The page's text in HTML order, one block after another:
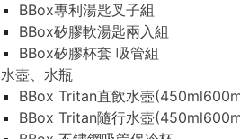
BBox專利湯匙叉子組
BBox矽膠軟湯匙兩入組
BBox矽膠杯套 吸管組
水壺、水瓶
BBox Tritan直飲水壺
BBox Tritan隨行水壺